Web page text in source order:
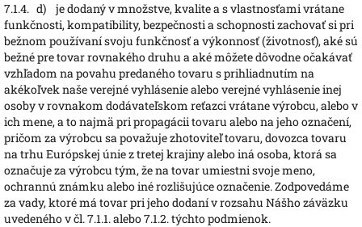
7.1.4. d) je dodaný v množstve, kvalite a s vlastnosťami vrátane
funkčnosti, kompatibility, bezpečnosti a schopnosti zachovať si pri
bežnom používaní svoju funkčnosť a výkonnosť (životnosť), aké sú
bežné pre tovar rovnakého druhu a aké môžete dôvodne očakávať
vzhľadom na povahu predaného tovaru s prihliadnutím na
akékoľvek naše verejné vyhlásenie alebo verejné vyhlásenie inej
osoby v rovnakom dodávateľskom reťazci vrátane výrobcu, alebo v
ich mene, a to najmä pri propagácii tovaru alebo na jeho označení,
pričom za výrobcu sa považuje zhotoviteľ tovaru, dovozca tovaru
na trhu Európskej únie z tretej krajiny alebo iná osoba, ktorá sa
označuje za výrobcu tým, že na tovar umiestni svoje meno,
ochrannú známku alebo iné rozlišujúce označenie. Zodpovedáme
za vady, ktoré má tovar pri jeho dodaní v rozsahu Nášho záväzku
uvedeného v čl. 7.1.1. alebo 7.1.2. týchto podmienok.